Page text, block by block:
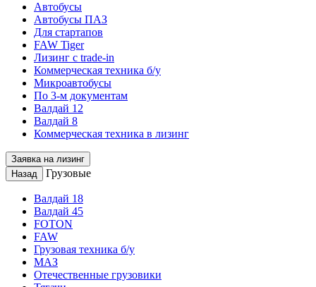
Автобусы
Автобусы ПАЗ
Для стартапов
FAW Tiger
Лизинг с trade-in
Коммерческая техника б/у
Микроавтобусы
По 3-м документам
Валдай 12
Валдай 8
Коммерческая техника в лизинг
Заявка на лизинг
Назад
Грузовые
Валдай 18
Валдай 45
FOTON
FAW
Грузовая техника б/у
МАЗ
Отечественные грузовики